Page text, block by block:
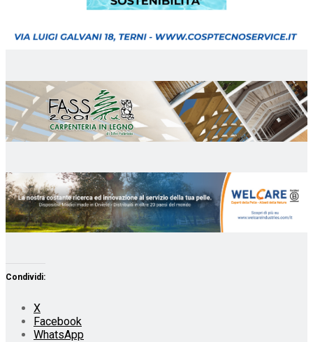
Condividi:
X
Facebook
WhatsApp